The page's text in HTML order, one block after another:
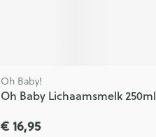
Oh Baby!
Oh Baby Lichaamsmelk 250ml
€ 16,95